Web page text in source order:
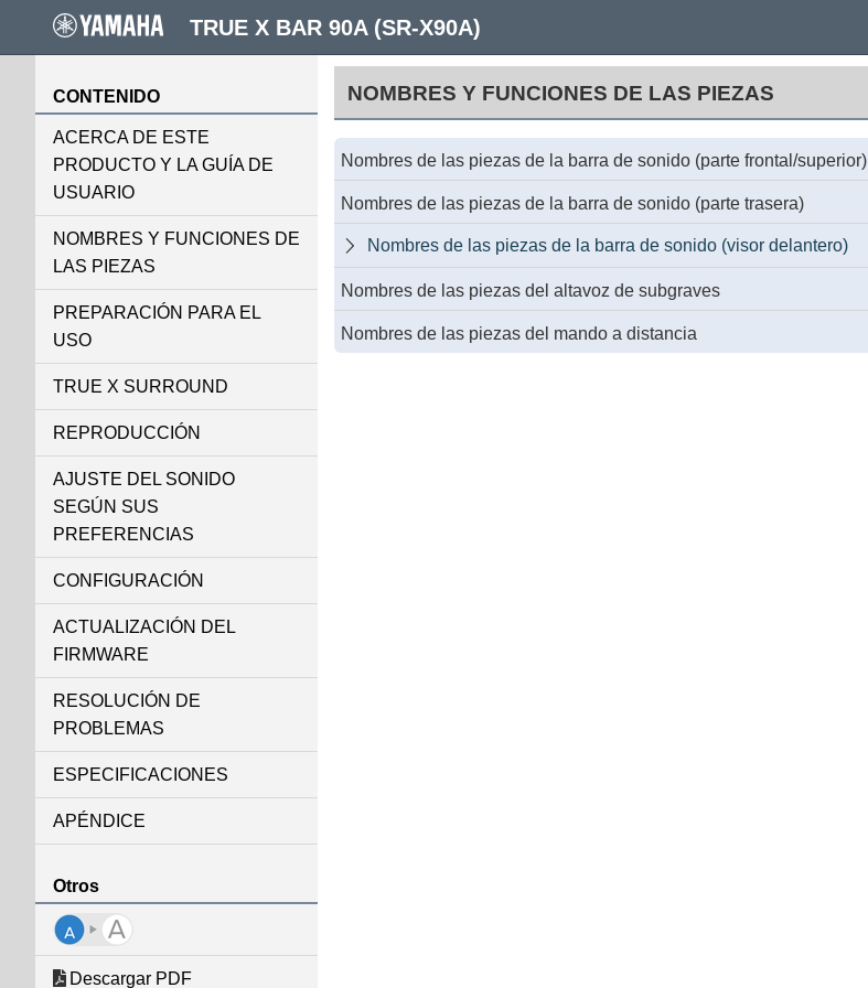
CONTENIDO
ACERCA DE ESTE
PRODUCTO Y LA GUÍA DE
USUARIO
NOMBRES Y FUNCIONES DE
LAS PIEZAS
PREPARACIÓN PARA EL
USO
TRUE X SURROUND
REPRODUCCIÓN
AJUSTE DEL SONIDO
SEGÚN SUS
PREFERENCIAS
CONFIGURACIÓN
ACTUALIZACIÓN DEL
FIRMWARE
RESOLUCIÓN DE
PROBLEMAS
ESPECIFICACIONES
APÉNDICE
Otros
Descargar PDF
NOMBRES Y FUNCIONES DE LAS PIEZAS
Nombres de las piezas de la barra de sonido (parte frontal/superior)
Nombres de las piezas de la barra de sonido (parte trasera)
 Nombres de las piezas de la barra de sonido (visor delantero)
Nombres de las piezas del altavoz de subgraves
Nombres de las piezas del mando a distancia
TRUE X BAR 90A (SR-X90A)